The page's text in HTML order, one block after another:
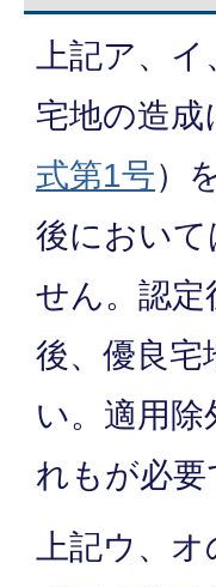
上記ア、
宅地の造成
式第1号）
後におい
せん。認定
後、優良宅
い。適用
れもが必要
上記ウ、